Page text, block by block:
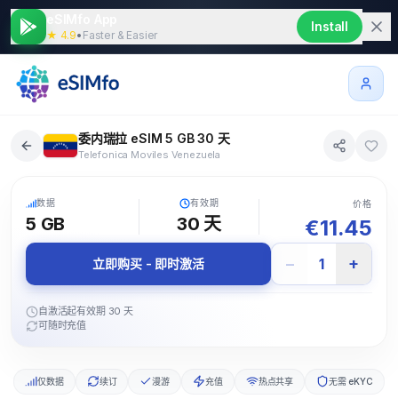
★ 4.9• Faster & Easier
Install
委内瑞拉 eSIM 5 GB 30 天
Telefonica Moviles Venezuela
数据
5 GB
有效期
30 天
价格
€11.45
立即购买 - 即时激活 − 1 +
自激活起有效期 30 天
可随时充值
仅数据 续订 漫游 充值 热点共享 无需 eKYC